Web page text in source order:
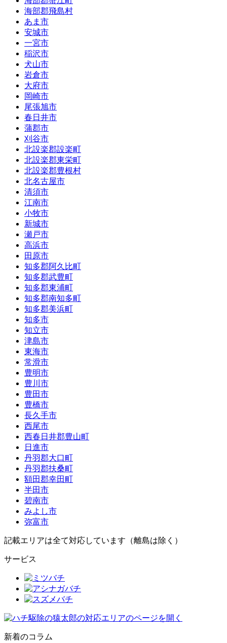
海部郡飛島村
あま市
安城市
一宮市
稲沢市
犬山市
岩倉市
大府市
岡崎市
尾張旭市
春日井市
蒲郡市
刈谷市
北設楽郡設楽町
北設楽郡東栄町
北設楽郡豊根村
北名古屋市
清須市
江南市
小牧市
新城市
瀬戸市
高浜市
田原市
知多郡阿久比町
知多郡武豊町
知多郡東浦町
知多郡南知多町
知多郡美浜町
知多市
知立市
津島市
東海市
常滑市
豊明市
豊川市
豊田市
豊橋市
長久手市
西尾市
西春日井郡豊山町
日進市
丹羽郡大口町
丹羽郡扶桑町
額田郡幸田町
半田市
碧南市
みよし市
弥富市
記載エリアは全て対応しています（離島は除く）
サービス
新着のコラム